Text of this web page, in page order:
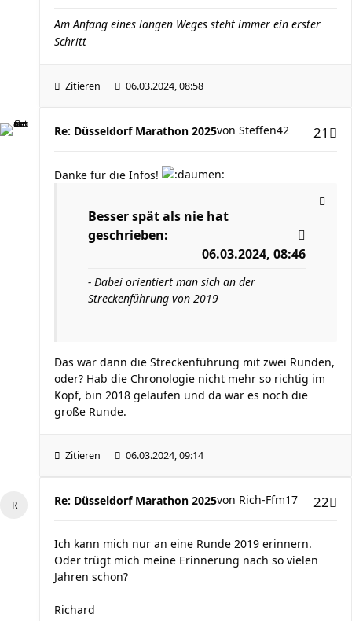
Am Anfang eines langen Weges steht immer ein erster
Schritt
Zitieren 06.03.2024, 08:58
Re: Düsseldorf Marathon 2025 21
von Steffen42
Danke für die Infos!
Besser spät als nie hat
geschrieben:
06.03.2024, 08:46
- Dabei orientiert man sich an der
Streckenführung von 2019
Das war dann die Streckenführung mit zwei Runden,
oder? Hab die Chronologie nicht mehr so richtig im
Kopf, bin 2018 gelaufen und da war es noch die
große Runde.
Zitieren 06.03.2024, 09:14
Re: Düsseldorf Marathon 2025 22
von Rich-Ffm17
Ich kann mich nur an eine Runde 2019 erinnern.
Oder trügt mich meine Erinnerung nach so vielen
Jahren schon?
Richard